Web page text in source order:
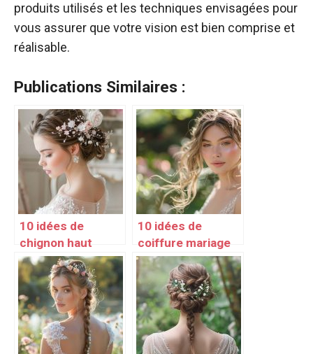
produits utilisés et les techniques envisagées pour
vous assurer que votre vision est bien comprise et
réalisable.
Publications Similaires :
10 idées de
chignon haut
mariage
10 idées de
coiffure mariage
cheveux détachés